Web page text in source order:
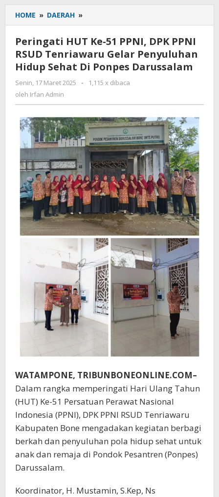
HOME » DAERAH »
HUT
51
PPNI,
DPK
RSUD
Gelar
Penyuluhan
Hidup
Sehat
Di
Ponpes
Darussalam
Peringati HUT Ke-51 PPNI, DPK PPNI
RSUD Tenriawaru Gelar Penyuluhan
Hidup Sehat Di Ponpes Darussalam
Senin, 17 Maret 2025
oleh
-
1,115 x dibaca
oleh Irfan Admin
WATAMPONE, TRIBUNBONEONLINE.COM–
Dalam rangka memperingati Hari Ulang Tahun
(HUT) Ke-51 Persatuan Perawat Nasional
Indonesia (PPNI), DPK PPNI RSUD Tenriawaru
Kabupaten Bone mengadakan kegiatan berbagi
berkah dan penyuluhan pola hidup sehat untuk
anak dan remaja di Pondok Pesantren (Ponpes)
Darussalam.
Koordinator, H. Mustamin, S.Kep, Ns